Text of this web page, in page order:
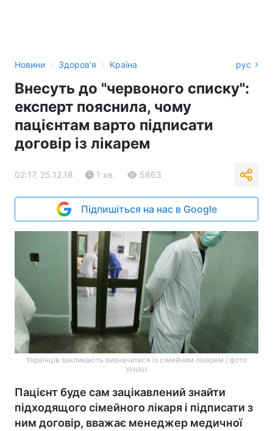
Новини › Здоров'я › Країна рус
Внесуть до "червоного списку":
експерт пояснила, чому
пацієнтам варто підписати
договір із лікарем
02:17, 25.12.18 1 хв. 5863
Підпишіться на нас в Google
Українців закликають визначитися із сімейним лікарем / фото
УНІАН
Пацієнт буде сам зацікавлений знайти
підходящого сімейного лікаря і підписати з
ним договір, вважає менеджер медичної